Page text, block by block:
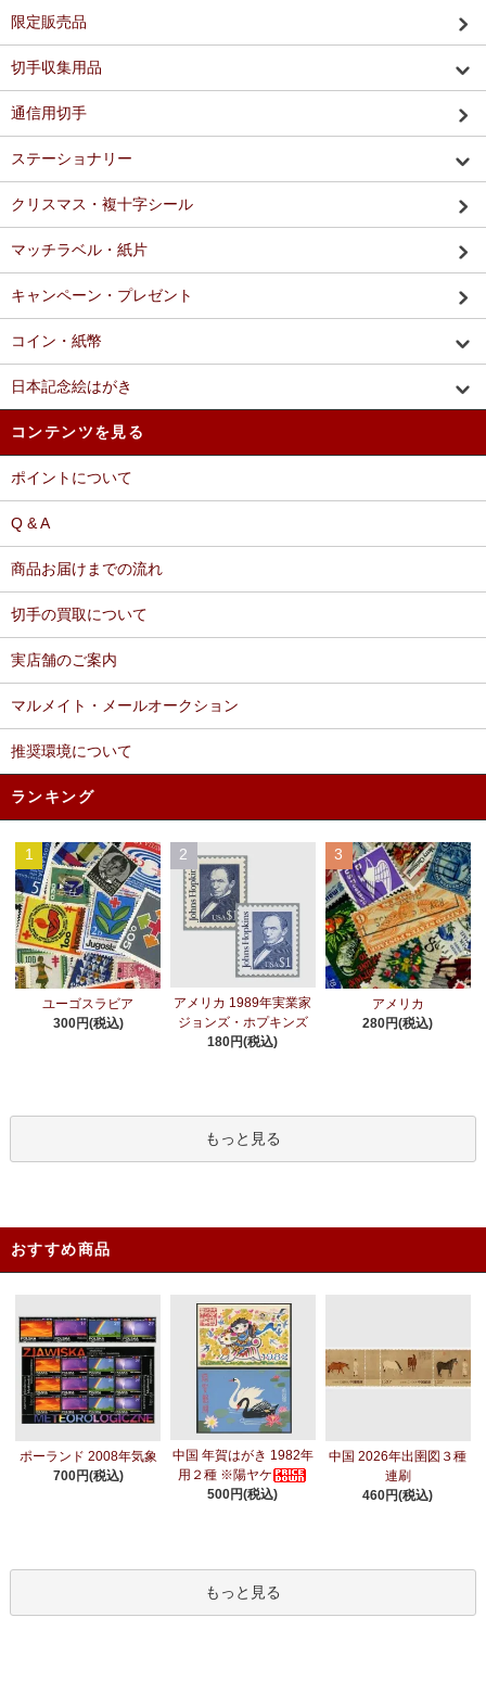
限定販売品
切手収集用品
通信用切手
ステーショナリー
クリスマス・複十字シール
マッチラベル・紙片
キャンペーン・プレゼント
コイン・紙幣
日本記念絵はがき
コンテンツを見る
ポイントについて
Q & A
商品お届けまでの流れ
切手の買取について
実店舗のご案内
マルメイト・メールオークション
推奨環境について
ランキング
1
ユーゴスラビア
300円(税込)
2
アメリカ 1989年実業家
ジョンズ・ホプキンズ
180円(税込)
3
アメリカ
280円(税込)
もっと見る
おすすめ商品
ポーランド 2008年気象
700円(税込)
中国 年賀はがき 1982年
用２種 ※陽ヤケ
500円(税込)
中国 2026年出圉図３種
連刷
460円(税込)
もっと見る